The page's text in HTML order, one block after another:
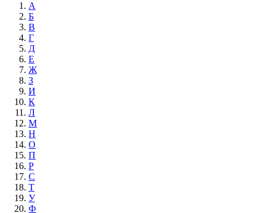
А
Б
В
Г
Д
Е
Ж
З
И
К
Л
М
Н
О
П
Р
С
Т
У
Ф